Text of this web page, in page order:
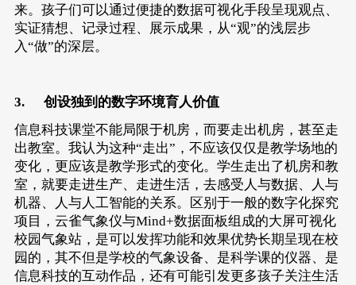
来。孩子们可以通过便捷的数据可视化手段呈现观点、
实证猜想、记录过程、展示成果，从“观”的浅层步
入“做”的深层。
3. 创设独到的数字环境育人价值
信息科技课堂不能局限于机房，而要走出机房，甚至走
出教室。我认为这种“走出”，不应该仅仅是教学场地的
变化，更应该是教学形式的变化。学生走出了机房和教
室，就要走进生产、走进生活，去感受人与数据、人与
机器、人与人工智能的关系。区别于一般的数字化探究
项目，云雀气象仪与Mind+数据面板组成的大屏可视化
校园气象站，是可以发挥功能和效果优势长期呈现在校
园的，其不但是学校的气象设备、是科学课的仪器、是
信息科技的互动作品，还有可能引发更多孩子关注生活